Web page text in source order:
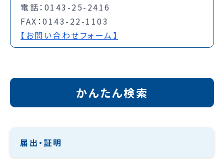
電話：0143-25-2416
FAX：0143-22-1103
【お問い合わせフォーム】
かんたん検索
届出・証明